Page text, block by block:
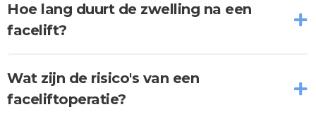
Hoe lang duurt de zwelling na een
facelift?
Wat zijn de risico's van een
faceliftoperatie?